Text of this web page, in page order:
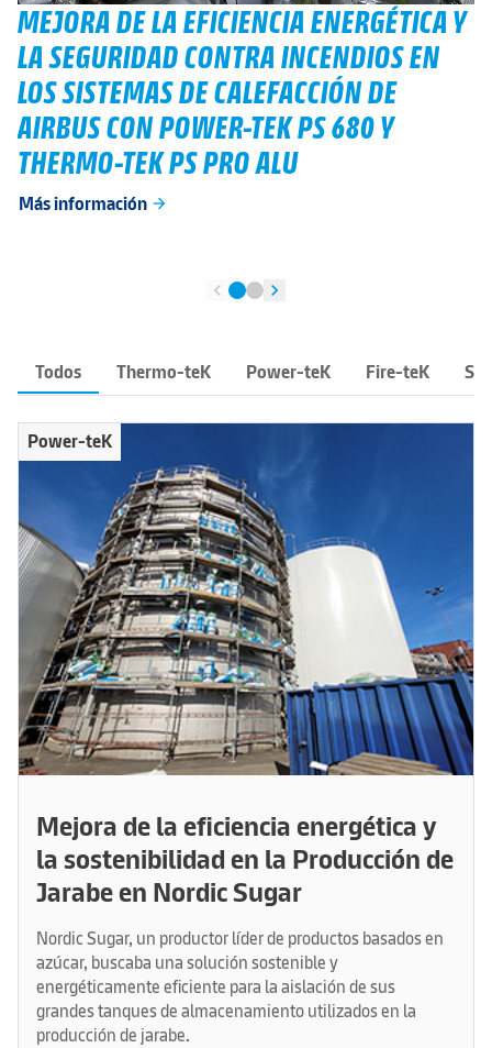
MEJORA DE LA EFICIENCIA ENERGÉTICA Y
LA SEGURIDAD CONTRA INCENDIOS EN
LOS SISTEMAS DE CALEFACCIÓN DE
AIRBUS CON POWER-TEK PS 680 Y
THERMO-TEK PS PRO ALU
Más información arrow_forward
chevron_left chevron_right
Todos Thermo-teK Power-teK Fire-teK
Power-teK
Mejora de la eficiencia energética y
la sostenibilidad en la Producción de
Jarabe en Nordic Sugar
Nordic Sugar, un productor líder de productos basados en
azúcar, buscaba una solución sostenible y
energéticamente eficiente para la aislación de sus
grandes tanques de almacenamiento utilizados en la
producción de jarabe.